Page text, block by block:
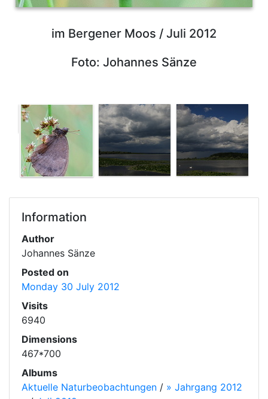
im Bergener Moos / Juli 2012
Foto: Johannes Sänze
Information
Author
Johannes Sänze
Posted on
Monday 30 July 2012
Visits
6940
Dimensions
467*700
Albums
Aktuelle Naturbeobachtungen / » Jahrgang 2012